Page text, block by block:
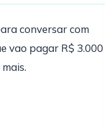
conversar com
vao pagar R$ 3.000